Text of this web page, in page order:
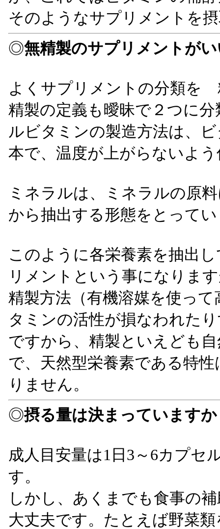
そのようなサプリメントを
◎無精製のサプリメントが
よくサプリメントの分類を
精製の定義も曖昧で２つに
ルビタミンの製造方法は、
本で、温度が上がらないよ
ミネラルは、ミネラルの原
から抽出する形態をとって
このように各栄養素を抽出
リメントという事になりま
精製方法（有機溶媒を使っ
タミンの活性が損なわれた
ですから、精製といえども
で、天然型栄養素である特
りません。
◎摂る量は決まっていますか
成人目安量は1日3～6カプセ
す。
しかし、あくまでも食事の
大丈夫です。たとえば野菜